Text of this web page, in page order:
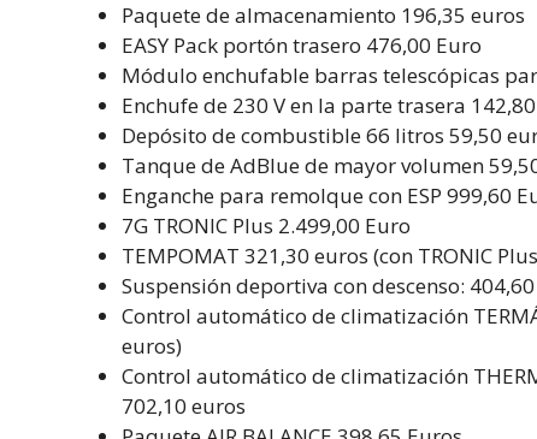
Paquete de almacenamiento 196,35 euros
EASY Pack portón trasero 476,00 Euro
Módulo enchufable barras telescópicas
Enchufe de 230 V en la parte trasera
Depósito de combustible 66 litros 59,50
Tanque de AdBlue de mayor volumen
Enganche para remolque con ESP 999,60
7G TRONIC Plus 2.499,00 Euro
TEMPOMAT 321,30 euros (con TRONIC
Suspensión deportiva con descenso:
Control automático de climatización
euros)
Control automático de climatización
702,10 euros